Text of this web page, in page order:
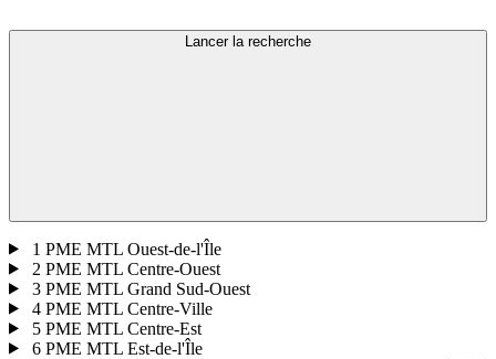
Lancer la recherche
1 PME MTL Ouest-de-l'Île
2 PME MTL Centre-Ouest
3 PME MTL Grand Sud-Ouest
4 PME MTL Centre-Ville
5 PME MTL Centre-Est
6 PME MTL Est-de-l'Île